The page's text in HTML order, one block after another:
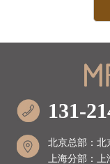
131-
北京总部：北
上海分部：